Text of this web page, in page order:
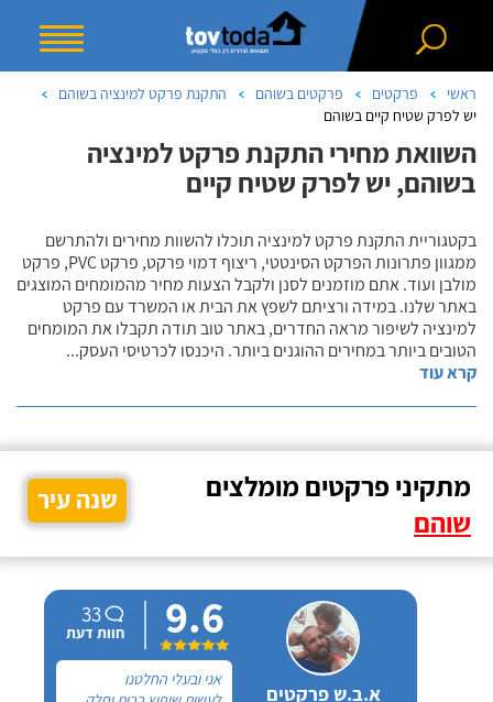
ראשי פרקטים פרקטים בשוהם
התקנת פרקט למינציה בשוהם
יש לפרק שטיח קיים בשוהם
השוואת מחירי התקנת פרקט למינציה
בשוהם, יש לפרק שטיח קיים
בקטגוריית התקנת פרקט למינציה תוכלו להשוות מחירים ולהתרשם
ממגוון פתרונות הפרקט הסינטטי, ריצוף דמוי פרקט, פרקט PVC, פרקט
מולבן ועוד. אתם מוזמנים לסנן ולקבל הצעות מחיר מהמומחים המוצגים
באתר שלנו. במידה ורציתם לשפץ את הבית או המשרד עם פרקט
למינציה לשיפור מראה החדרים, באתר טוב תודה תקבלו את המומחים
הטובים ביותר במחירים ההוגנים ביותר. היכנסו לכרטיסי העסק...
קרא עוד
מתקיני פרקטים מומלצים
שוהם
שנה עיר
א.ב.ש פרקטים
9.6
33
חוות דעת
אני ובעלי החלטנו